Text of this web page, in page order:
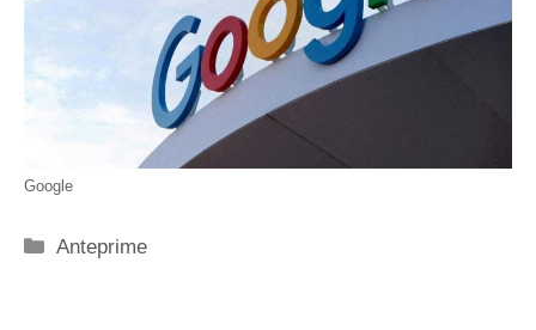
Google
Categorie
Anteprime